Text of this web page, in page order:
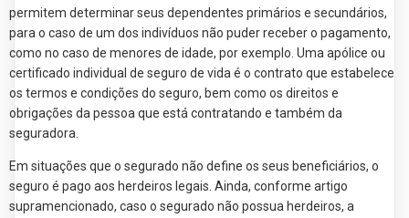
permitem determinar seus dependentes primários e secundários,
para o caso de um dos indivíduos não puder receber o pagamento,
como no caso de menores de idade, por exemplo. Uma apólice ou
certificado individual de seguro de vida é o contrato que estabelece
os termos e condições do seguro, bem como os direitos e
obrigações da pessoa que está contratando e também da
seguradora.
Em situações que o segurado não define os seus beneficiários, o
seguro é pago aos herdeiros legais. Ainda, conforme artigo
supramencionado, caso o segurado não possua herdeiros, a